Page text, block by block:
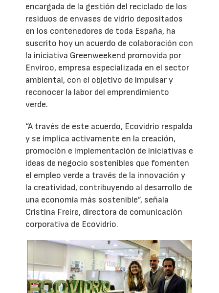
encargada de la gestión del reciclado de los
residuos de envases de vidrio depositados
en los contenedores de toda España, ha
suscrito hoy un acuerdo de colaboración con
la iniciativa Greenweekend promovida por
Enviroo, empresa especializada en el sector
ambiental, con el objetivo de impulsar y
reconocer la labor del emprendimiento
verde.
“A través de este acuerdo, Ecovidrio respalda
y se implica activamente en la creación,
promoción e implementación de iniciativas e
ideas de negocio sostenibles que fomenten
el empleo verde a través de la innovación y
la creatividad, contribuyendo al desarrollo de
una economía más sostenible”, señala
Cristina Freire, directora de comunicación
corporativa de Ecovidrio.